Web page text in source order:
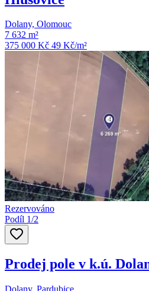
Dolany, Olomouc
7 632 m²
375 000 Kč 49 Kč/m²
Rezervováno
Podíl 1/2
Prodej pole v k.ú.